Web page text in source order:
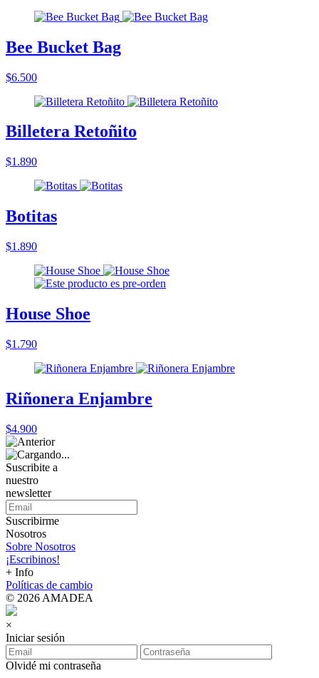
Bee Bucket Bag
$6.500
Billetera Retoñito
$1.890
Botitas
$1.890
House Shoe
$1.790
Riñonera Enjambre
$4.900
Suscribite a
nuestro
newsletter
Suscribirme
Nosotros
Sobre Nosotros
¡Escribinos!
+ Info
Políticas de cambio
© 2026 AMADEA
×
Iniciar sesión
Olvidé mi contraseña